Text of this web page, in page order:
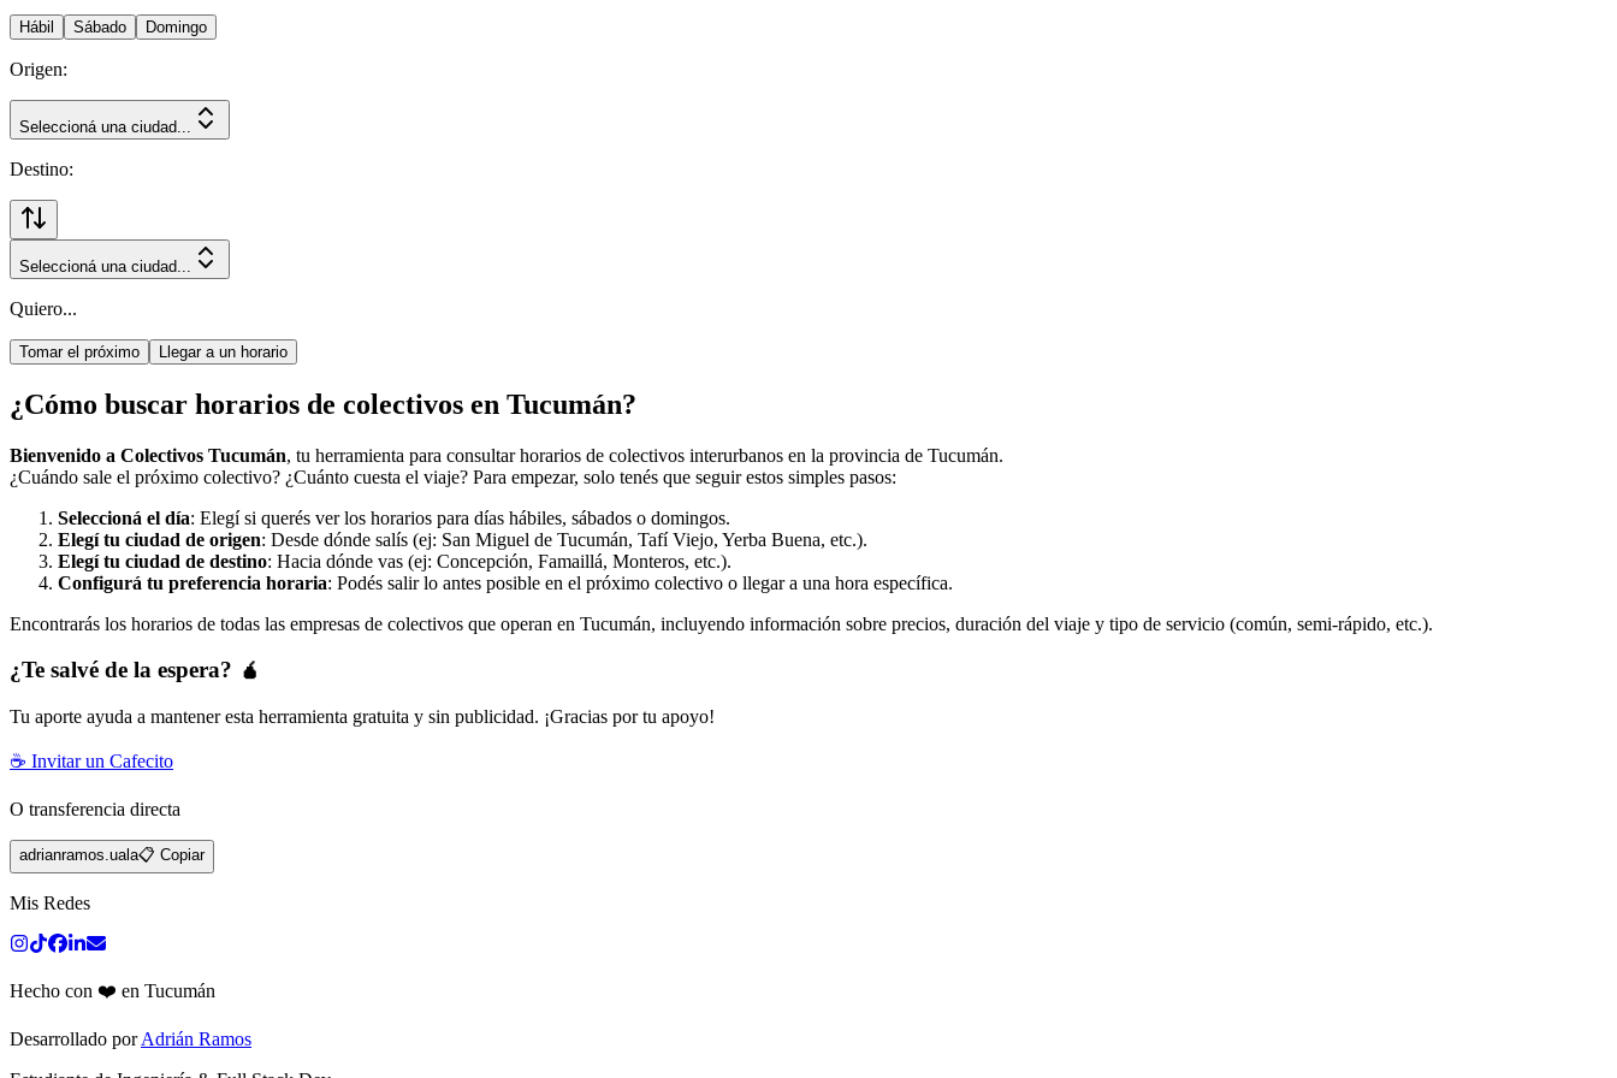
Hábil Sábado Domingo
Origen:
Seleccioná una ciudad...
Destino:
Seleccioná una ciudad...
Quiero...
Tomar el próximo Llegar a un horario
¿Cómo buscar horarios de colectivos en Tucumán?
Bienvenido a Colectivos Tucumán, tu herramienta para consultar horarios de colectivos interurbanos en la provincia de Tucumán.
¿Cuándo sale el próximo colectivo? ¿Cuánto cuesta el viaje? Para empezar, solo tenés que seguir estos simples pasos:
Seleccioná el día: Elegí si querés ver los horarios para días hábiles, sábados o domingos.
Elegí tu ciudad de origen: Desde dónde salís (ej: San Miguel de Tucumán, Tafí Viejo, Yerba Buena, etc.).
Elegí tu ciudad de destino: Hacia dónde vas (ej: Concepción, Famaillá, Monteros, etc.).
Configurá tu preferencia horaria: Podés salir lo antes posible en el próximo colectivo o llegar a una hora específica.
Encontrarás los horarios de todas las empresas de colectivos que operan en Tucumán, incluyendo información sobre precios, duración del viaje y tipo de servicio (común, semi-rápido, etc.).
¿Te salvé de la espera? 🧉
Tu aporte ayuda a mantener esta herramienta gratuita y sin publicidad. ¡Gracias por tu apoyo!
☕ Invitar un Cafecito
O transferencia directa
adrianramos.uala📋 Copiar
Mis Redes
Hecho con ❤️ en Tucumán
Desarrollado porAdrián Ramos